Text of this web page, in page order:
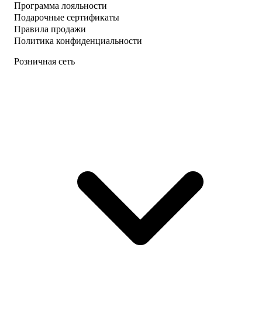
Программа лояльности
Подарочные сертификаты
Правила продажи
Политика конфиденциальности
Розничная сеть